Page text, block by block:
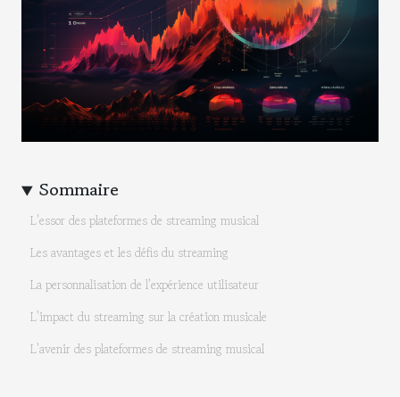
Sommaire
L'essor des plateformes de streaming musical
Les avantages et les défis du streaming
La personnalisation de l'expérience utilisateur
L'impact du streaming sur la création musicale
L'avenir des plateformes de streaming musical